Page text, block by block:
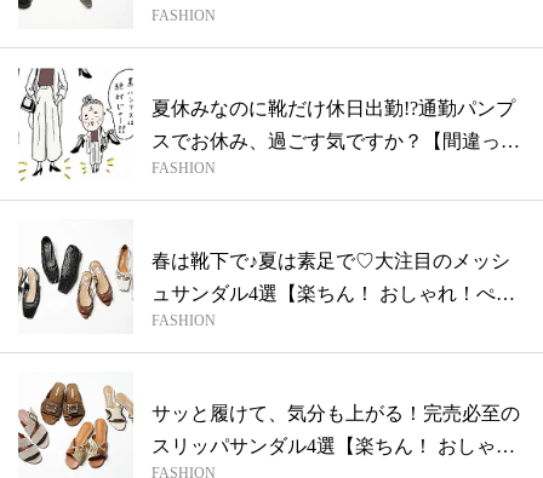
ゃ...
FASHION
夏休みなのに靴だけ休日出勤!?通勤パンプ
スでお休み、過ごす気ですか？【間違っ
て、...
FASHION
春は靴下で♪夏は素足で♡大注目のメッシ
ュサンダル4選【楽ちん！ おしゃれ！ぺた
ん...
FASHION
サッと履けて、気分も上がる！完売必至の
スリッパサンダル4選【楽ちん！ おしゃ
FASHION